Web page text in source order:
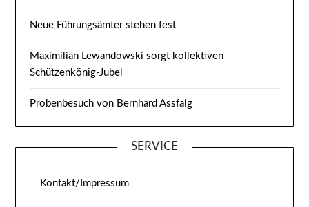
Neue Führungsämter stehen fest
Maximilian Lewandowski sorgt kollektiven
Schützenkönig-Jubel
Probenbesuch von Bernhard Assfalg
SERVICE
Kontakt/Impressum